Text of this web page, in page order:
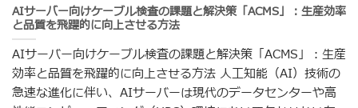
AIサーバー向けケーブル検査の課題と解決策「ACMS」：生産効率
と品質を飛躍的に向上させる方法
AIサーバー向けケーブル検査の課題と解決策「ACMS」：生産
効率と品質を飛躍的に向上させる方法 人工知能（AI）技術の
急速な進化に伴い、AIサーバーは現代のデータセンターや高